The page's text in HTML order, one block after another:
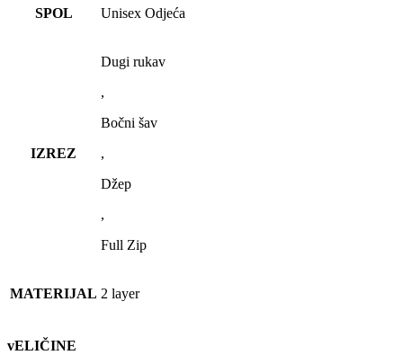
SPOL Unisex Odjeća
IZREZ
Dugi rukav
,
Bočni šav
,
Džep
,
Full Zip
MATERIJAL 2 layer
vELIČINE